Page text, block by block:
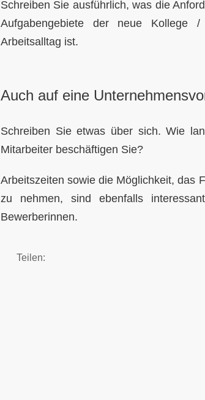
Schreiben Sie ausführlich, was die
Aufgabengebiete der neue
Arbeitsalltag ist.
Auch auf eine
Schreiben Sie etwas über sich. Wie
Mitarbeiter beschäftigen Sie?
Arbeitszeiten sowie die Möglichkeit, das
zu nehmen, sind ebenfalls
Bewerberinnen.
Teilen: